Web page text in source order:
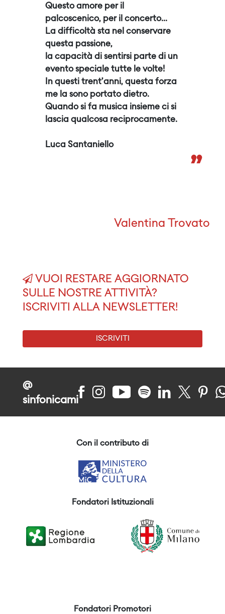
Questo amore per il
palcoscenico, per il concerto...
La difficoltà sta nel conservare
questa passione,
la capacità di sentirsi parte di un
evento speciale tutte le volte!
In questi trent’anni, questa forza
me la sono portato dietro.
Quando si fa musica insieme ci si
lascia qualcosa reciprocamente.
Luca Santaniello
”
Valentina Trovato
VUOI RESTARE AGGIORNATO
SULLE NOSTRE ATTIVITÀ?
ISCRIVITI ALLA NEWSLETTER!
ISCRIVITI
@
sinfonicami
Con il contributo di
Fondatori Istituzionali
Fondatori Promotori